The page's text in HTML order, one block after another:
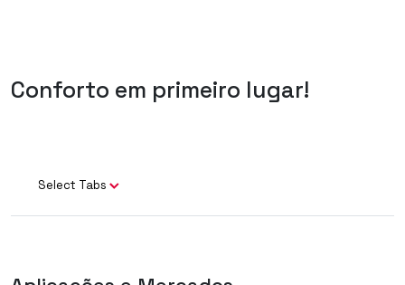
Conforto em primeiro lugar!
Select Tabs